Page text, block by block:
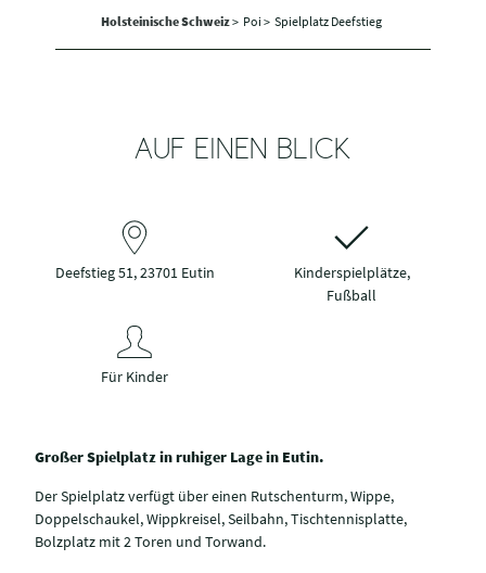
Holsteinische Schweiz> Poi > Spielplatz Deefstieg
AUF EINEN BLICK
Deefstieg 51, 23701 Eutin
Kinderspielplätze,
Fußball
Für Kinder
Großer Spielplatz in ruhiger Lage in Eutin.
Der Spielplatz verfügt über einen Rutschenturm, Wippe,
Doppelschaukel, Wippkreisel, Seilbahn, Tischtennisplatte,
Bolzplatz mit 2 Toren und Torwand.